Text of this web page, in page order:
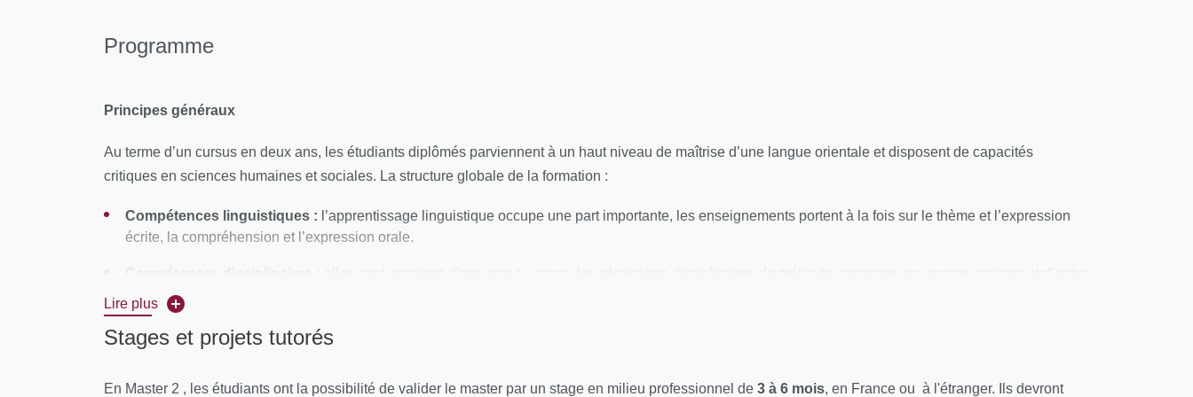
Programme
Principes généraux
Au terme d’un cursus en deux ans, les étudiants diplômés parviennent à un haut niveau de maîtrise d’une langue orientale et disposent de capacités
critiques en sciences humaines et sociales. La structure globale de la formation :
Compétences linguistiques : l’apprentissage linguistique occupe une part importante, les enseignements portent à la fois sur le thème et l’expression
écrite, la compréhension et l’expression orale.
part au cours des
didactique.
Mémoires ou stage :
Lire plus
Stages et projets tutorés
En Master 2 , les étudiants ont la possibilité de valider le master par un stage en milieu professionnel de 3 à 6 mois, en France ou à l'étranger. Ils devront